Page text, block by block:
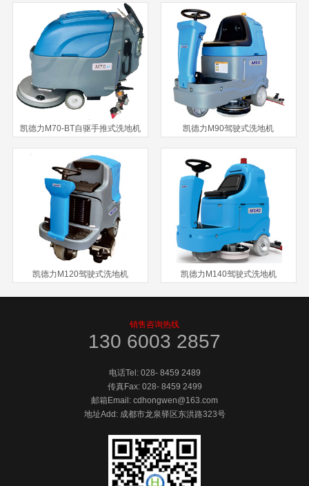
凯德力M70-BT自驱手推式洗地机 凯德力M90驾驶式洗地机
凯德力M120驾驶式洗地机 凯德力M140驾驶式洗地机
销售咨询热线
130 6003 2857
电话Tel: 028- 8459 2489
传真Fax: 028- 8459 2499
邮箱Email: cdhongwen@163.com
地址Add: 成都市龙泉驿区东洪路323号